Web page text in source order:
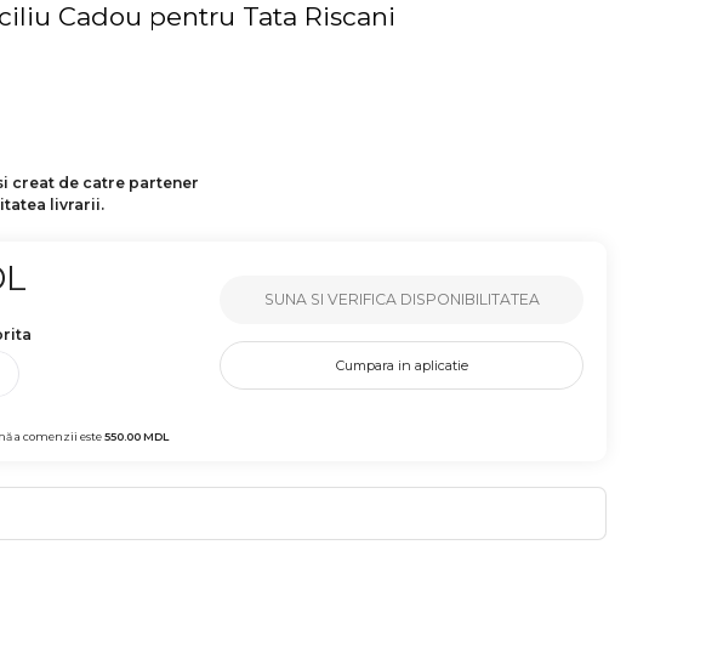
Cadou pentru Tata Riscani
creat de catre partener
livrarii.
a comenzii este550.00MDL
SUNA SI VERIFICA DISPONIBILITATEA
Cumpara in aplicatie